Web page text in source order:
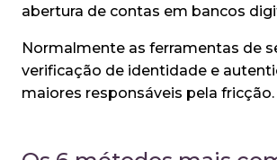
abertura de contas em bancos
Normalmente as ferramentas de
verificação de identidade e
maiores responsáveis pela fricção.